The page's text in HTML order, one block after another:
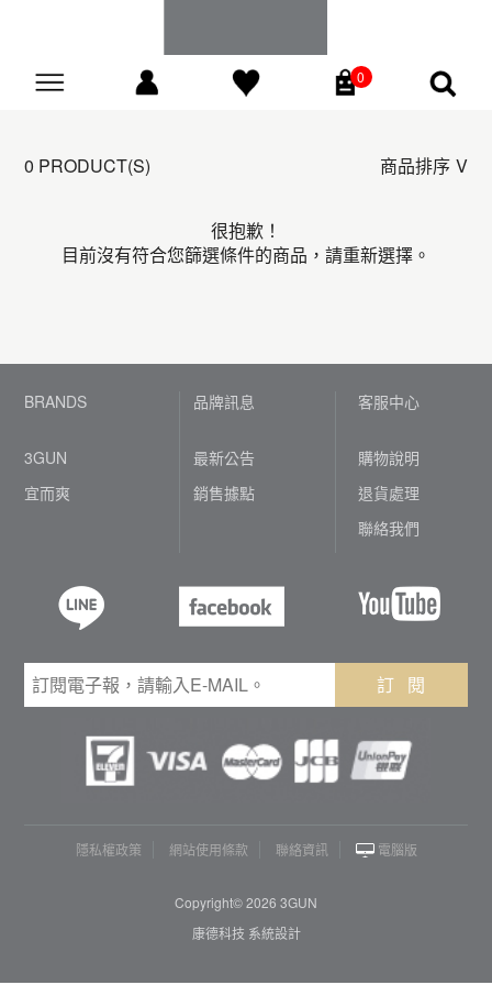
0
0 PRODUCT(S) 商品排序
很抱歉！
目前沒有符合您篩選條件的商品，請重新選擇。
BRANDS
3GUN
宜而爽
品牌訊息
最新公告
銷售據點
客服中心
購物說明
退貨處理
聯絡我們
訂 閱
隱私權政策 網站使用條款 聯絡資訊 電腦版
Copyright© 2026 3GUN
康德科技 系統設計